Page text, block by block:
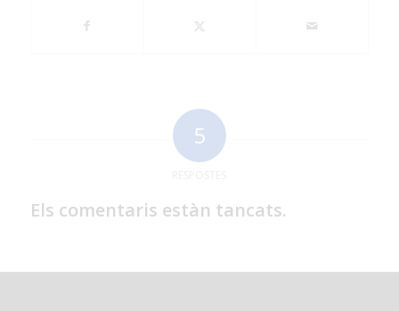
5
Els comentaris estàn tancats.